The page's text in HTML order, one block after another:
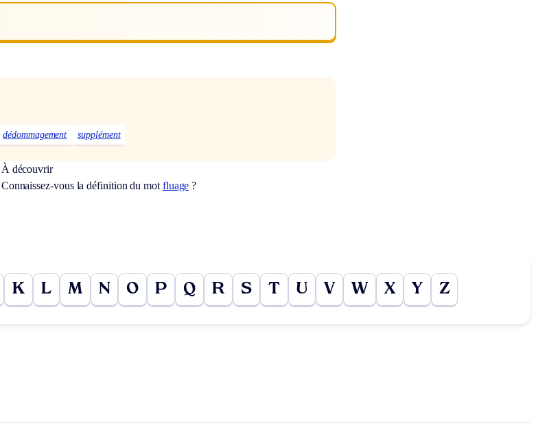
dédommagement supplément
À découvrir
Connaissez-vous la définition du mot fluage ?
K L M N O P Q R S T U V W X Y Z